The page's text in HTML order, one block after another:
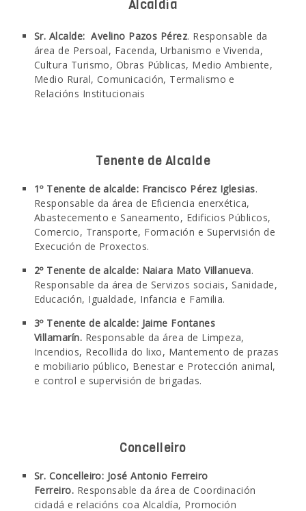
SERVIZOS
SEDE ELECTRÓNICA
Alcaldía
Sr. Alcalde: Avelino Pazos Pérez. Responsable da
área de Persoal, Facenda, Urbanismo e Vivenda,
Cultura Turismo, Obras Públicas, Medio Ambiente,
Medio Rural, Comunicación, Termalismo e
Relacións Institucionais
Tenente de Alcalde
1º Tenente de alcalde: Francisco Pérez Iglesias.
Responsable da área de Eficiencia enerxética,
Abastecemento e Saneamento, Edificios Públicos,
Comercio, Transporte, Formación e Supervisión de
Execución de Proxectos.
2º Tenente de alcalde: Naiara Mato Villanueva.
Responsable da área de Servizos sociais, Sanidade,
Educación, Igualdade, Infancia e Familia.
3º Tenente de alcalde: Jaime Fontanes
Villamarín. Responsable da área de Limpeza,
Incendios, Recollida do lixo, Mantemento de prazas
e mobiliario público, Benestar e Protección animal,
e control e supervisión de brigadas.
Concelleiro
Sr. Concelleiro: José Antonio Ferreiro
Ferreiro. Responsable da área de Coordinación
cidadá e relacións coa Alcaldía, Promoción